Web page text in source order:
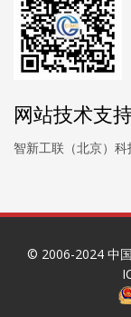
网站技术支
智新工联（北京）科
© 2006-2024 中